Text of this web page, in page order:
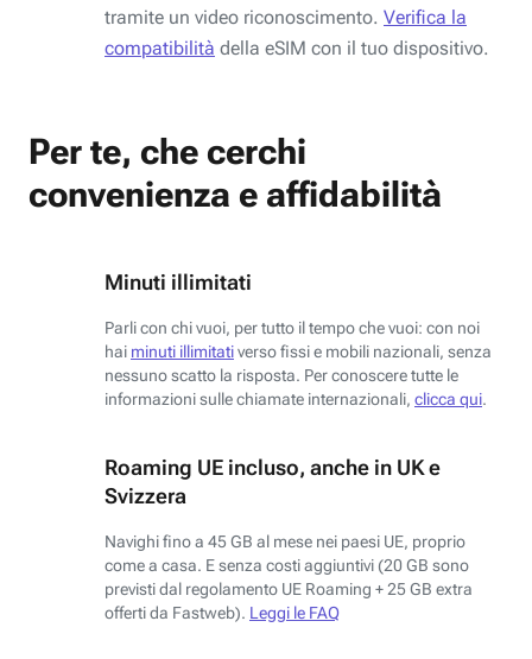
tramite un video riconoscimento. Verifica la
compatibilità della eSIM con il tuo dispositivo.
Per te, che cerchi
convenienza e affidabilità
Minuti illimitati
Parli con chi vuoi, per tutto il tempo che vuoi: con noi
hai minuti illimitativerso fissi e mobili nazionali, senza
nessuno scatto la risposta. Per conoscere tutte le
informazioni sulle chiamate internazionali, clicca qui.
Roaming UE incluso, anche in UK e
Svizzera
Navighi fino a 45 GB al mese nei paesi UE, proprio
come a casa. E senza costi aggiuntivi (20 GB sono
previsti dal regolamento UE Roaming + 25 GB extra
offerti da Fastweb). Leggi le FAQ